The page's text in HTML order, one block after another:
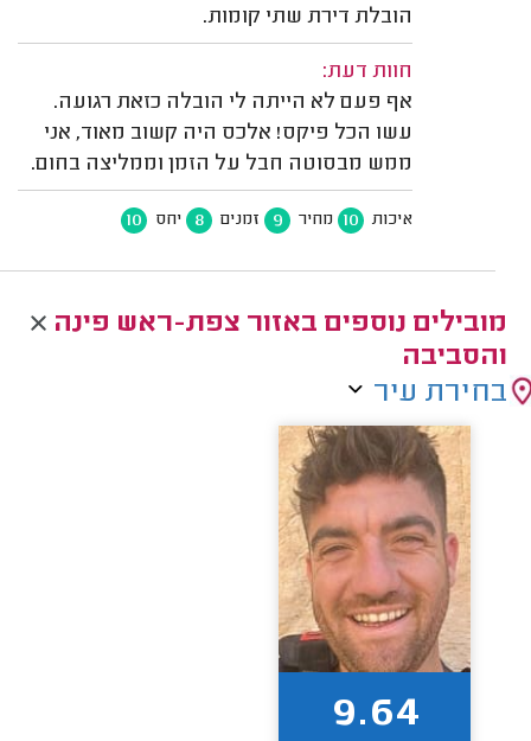
הובלת דירת שתי קומות.
חוות דעת:
אף פעם לא הייתה לי הובלה כזאת רגועה.
עשו הכל פיקס! אלכס היה קשוב מאוד, אני
ממש מבסוטה חבל על הזמן וממליצה בחום.
איכות 10 מחיר 9 זמנים 8 יחס 10
מובילים נוספים באזור צפת-ראש פינה
והסביבה
בחירת עיר
9.64